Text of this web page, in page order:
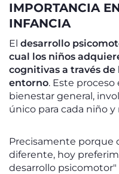
IMPORTANCIA
INFANCIA
El desarrollo
cual los niños
cognitivas a través
entorno. Este
bienestar general,
único para cada niño y
Precisamente porque
diferente, hoy
desarrollo psicomotor"